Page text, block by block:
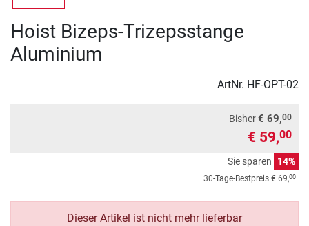
Hoist Bizeps-Trizepsstange
Aluminium
ArtNr. HF-OPT-02
Bisher€ 69,00
€ 59,00
Sie sparen 14%
30-Tage-Bestpreis € 69,00
Dieser Artikel ist nicht mehr lieferbar